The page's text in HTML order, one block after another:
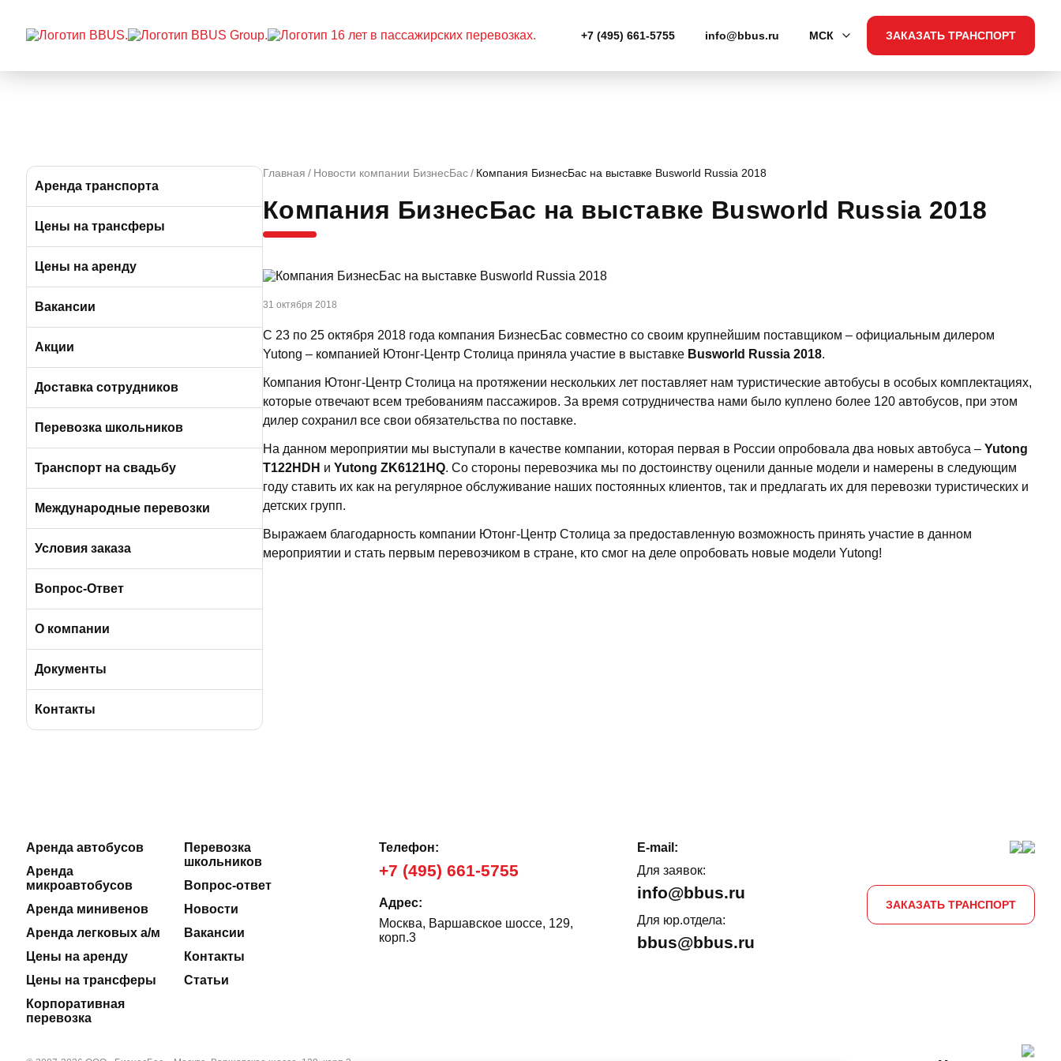
+7 (495) 661-5755 info@bbus.ru МСК ЗАКАЗАТЬ ТРАНСПОРТ
Аренда транспорта
Автобусы (от 39 до 57 мест)
Микроавтобусы (от 9 до 19 мест)
Минивэны (от 5 до 7 мест)
Легковые а/м (от 3 до 4 мест)
Пригородные автобусы
Цены на трансферы
Цены на аренду
Вакансии
Вакансии в Москве
Вакансии в Санкт-Петербурге
Акции
Доставка сотрудников
Автобусами и микроавтобусами
Легковыми авто и минивэнами
Перевозка школьников
Транспорт на свадьбу
Автобусы
Микроавтобусы
Международные перевозки
Условия заказа
Отличия трансфера от аренды
Порядок оплаты услуг
Условия возврата
Вопрос-Ответ
О компании
О компании БизнесБас
BBus Group
Полезные статьи
Документы
Лицензии и удостоверения
Контакты
Главная Новости компании БизнесБас Компания БизнесБас на выставке Busworld Russia 2018
Компания БизнесБас на выставке Busworld Russia 2018
31 октября 2018
С 23 по 25 октября 2018 года компания БизнесБас совместно со своим крупнейшим поставщиком – официальным дилером
Yutong – компанией Ютонг-Центр Столица приняла участие в выставке Busworld Russia 2018.
Компания Ютонг-Центр Столица на протяжении нескольких лет поставляет нам туристические автобусы в особых комплектациях,
которые отвечают всем требованиям пассажиров. За время сотрудничества нами было куплено более 120 автобусов, при этом
дилер сохранил все свои обязательства по поставке.
На данном мероприятии мы выступали в качестве компании, которая первая в России опробовала два новых автобуса – Yutong
T122HDH и Yutong ZK6121HQ. Со стороны перевозчика мы по достоинству оценили данные модели и намерены в следующим
году ставить их как на регулярное обслуживание наших постоянных клиентов, так и предлагать их для перевозки туристических и
детских групп.
Выражаем благодарность компании Ютонг-Центр Столица за предоставленную возможность принять участие в данном
мероприятии и стать первым перевозчиком в стране, кто смог на деле опробовать новые модели Yutong!
Аренда автобусов
Аренда
микроавтобусов
Аренда минивенов
Аренда легковых а/м
Цены на аренду
Цены на трансферы
Корпоративная
перевозка
Перевозка
школьников
Вопрос-ответ
Новости
Вакансии
Контакты
Статьи
Телефон:
+7 (495) 661-5755
Адрес:
Москва, Варшавское шоссе, 129,
корп.3
E-mail:
Для заявок:
info@bbus.ru
Для юр.отдела:
bbus@bbus.ru
ЗАКАЗАТЬ ТРАНСПОРТ